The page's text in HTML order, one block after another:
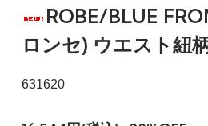
ROBE/BLUE
ロンセ) ウエスト紐
631620